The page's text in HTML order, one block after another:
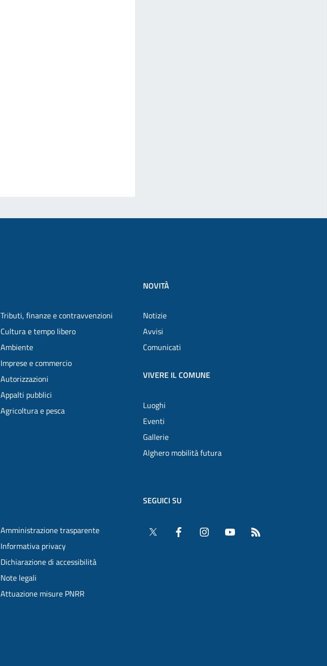
Tributi, finanze e contravvenzioni
Cultura e tempo libero
Ambiente
Imprese e commercio
Autorizzazioni
Appalti pubblici
Agricoltura e pesca
NOVITÀ
Notizie
Avvisi
Comunicati
VIVERE IL COMUNE
Luoghi
Eventi
Gallerie
Alghero mobilità futura
Amministrazione trasparente
Informativa privacy
Dichiarazione di accessibilità
Note legali
Attuazione misure PNRR
SEGUICI SU
Twitter Facebook InstagramYouTube